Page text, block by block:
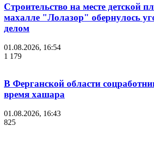
Строительство на месте детской
махалле "Лолазор" обернулось
делом
01.08.2026, 16:54
1 179
В Ферганской области
время хашара
01.08.2026, 16:43
825